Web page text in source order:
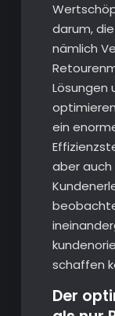
darum,
nämlich
Lösungen
ein
aber auch
schaffen
Der